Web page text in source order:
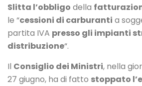
Slitta l’obbligo della
le “cessioni di carburanti a
partita IVA presso gli impianti
distribuzione“.
Il Consiglio dei Ministri, nella
27 giugno, ha di fatto stoppato